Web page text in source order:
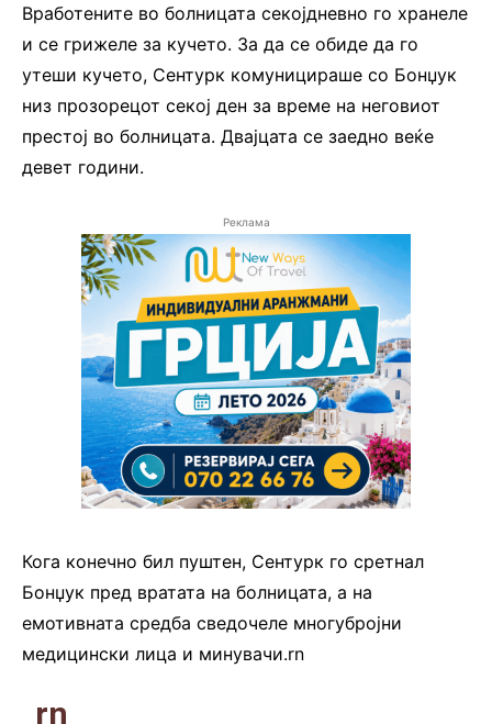
Вработените во болницата секојдневно го хранеле
и се грижеле за кучето. За да се обиде да го
утеши кучето, Сентурк комуницираше со Бонџук
низ прозорецот секој ден за време на неговиот
престој во болницата. Двајцата се заедно веќе
девет години.
Реклама
Кога конечно бил пуштен, Сентурк го сретнал
Бонџук пред вратата на болницата, а на
емотивната средба сведочеле многубројни
медицински лица и минувачи.rn
rn